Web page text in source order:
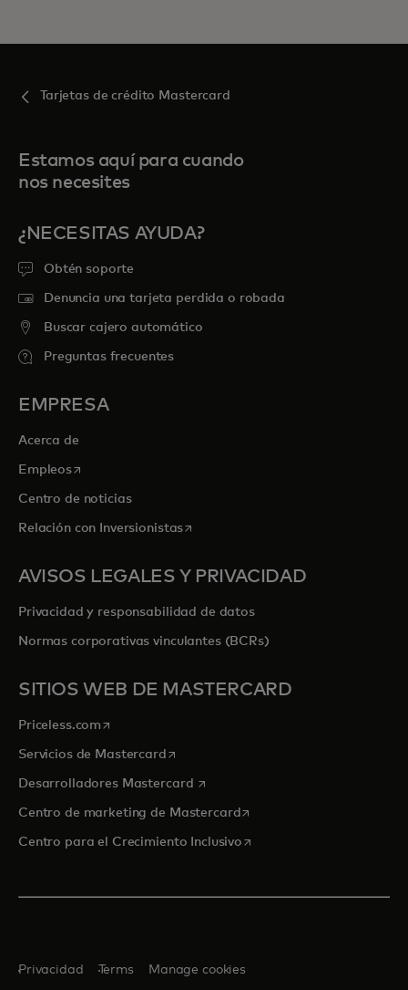
Tarjetas de crédito Mastercard
Estamos aquí para cuando
nos necesites
¿NECESITAS AYUDA?
Obtén soporte
Denuncia una tarjeta perdida o robada
Buscar cajero automático
Preguntas frecuentes
EMPRESA
Acerca de
Empleosse abre en una pestaña nueva
Centro de noticias
Relación con Inversionistasse abre en una pestaña nueva
AVISOS LEGALES Y PRIVACIDAD
Privacidad y responsabilidad de datos
Normas corporativas vinculantes (BCRs)
SITIOS WEB DE MASTERCARD
Priceless.com se abre en una pestaña nueva
Servicios de Mastercardse abre en una pestaña nueva
Desarrolladores Mastercard se abre en una pestaña nueva
Centro de marketing de Mastercardse abre en una pestaña
Centro para el Crecimiento Inclusivose abre en una pestaña
Privacidad Terms Manage cookies